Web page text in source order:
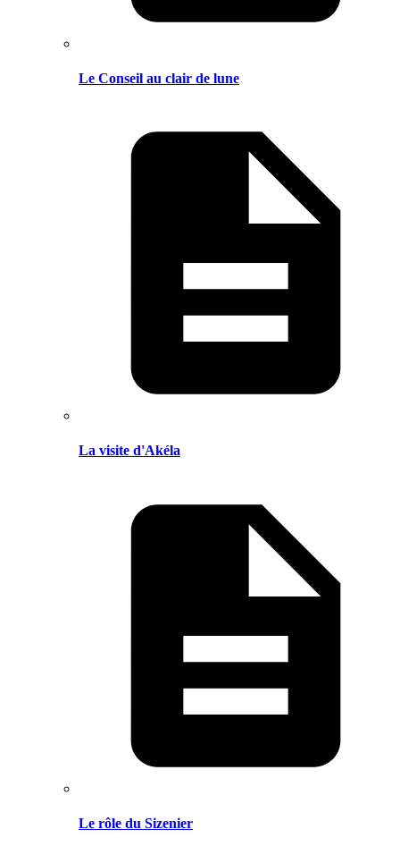
Le Conseil au clair de lune
La visite d'Akéla
Le rôle du Sizenier